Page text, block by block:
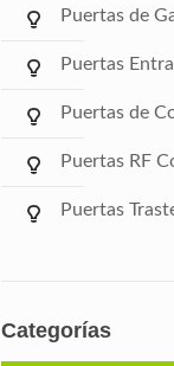
Puertas de
Puertas
Puertas de
Puertas RF
Puertas
Categorías